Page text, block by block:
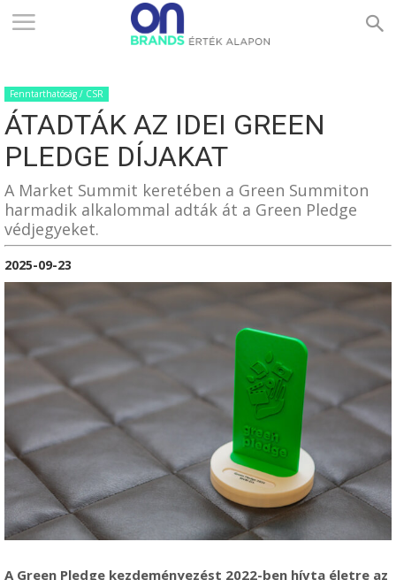
ONBRANDS
–
ALAPON
Fenntarthatóság / CSR
ÁTADTÁK AZ IDEI GREEN
PLEDGE DÍJAKAT
A Market Summit keretében a Green Summiton
harmadik alkalommal adták át a Green Pledge
védjegyeket.
2025-09-23
A Green Pledge kezdeményezést 2022-ben hívta életre az